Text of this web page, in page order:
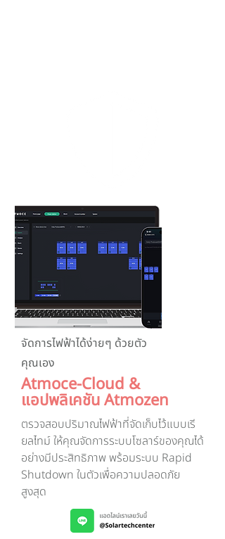
จัดการไฟฟ้าได้ง่ายๆ ด้วยตัว
คุณเอง
Atmoce-Cloud &
แอปพลิเคชัน Atmozen
ตรวจสอบปริมาณไฟฟ้าที่จัดเก็บไว้แบบเรี
ยลไทม์ ให้คุณจัดการระบบโซลาร์ของคุณได้
อย่างมีประสิทธิภาพ พร้อมระบบ Rapid
Shutdown ในตัวเพื่อความปลอดภัย
สูงสุด